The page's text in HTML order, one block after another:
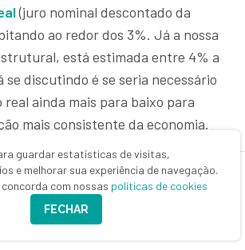
(juro nominal descontado da
ao redor dos 3%. Já a nossa
está estimada entre 4% a
se discutindo é se seria necessário
real ainda mais para baixo para
mais consistente da economia.
DEPOIS DA PUBLICIDADE
guardar estatísticas de visitas,
e melhorar sua experiência de navegação.
com nossas políticas de cookies
FECHAR